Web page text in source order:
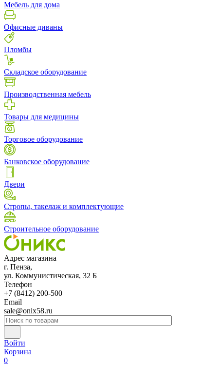
Мебель для дома
Офисные диваны
Пломбы
Складское оборудование
Производственная мебель
Товары для медицины
Торговое оборудование
Банковское оборудование
Двери
Стропы, такелаж и комплектующие
Строительное оборудование
Адрес магазина
г. Пенза,
ул. Коммунистическая, 32 Б
Телефон
+7 (8412) 200-500
Email
sale@onix58.ru
Войти
Корзина
0